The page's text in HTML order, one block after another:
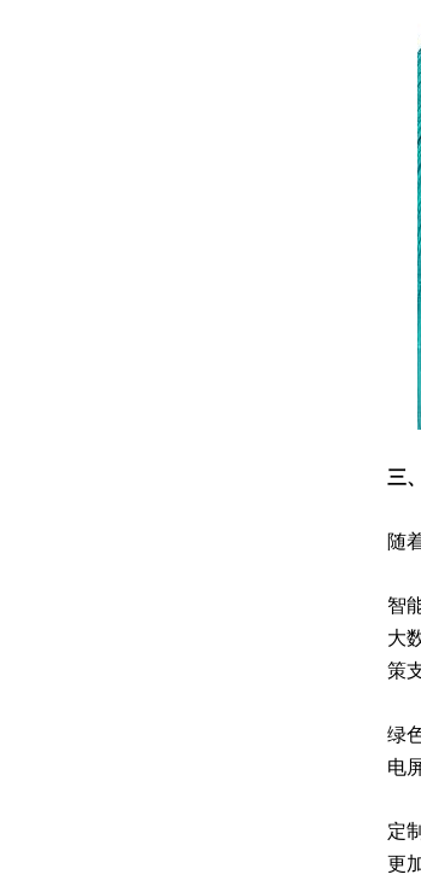
三
随
智
大
策
绿
电
定
更